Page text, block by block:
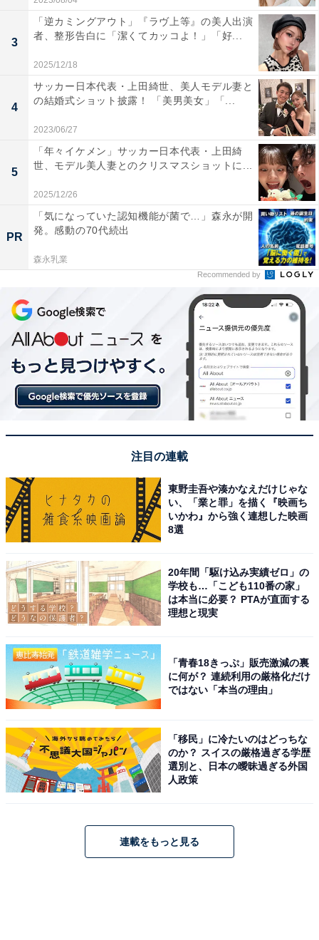
3
「逆カミングアウト」『ラヴ上等』の美人出演
者、整形告白に「潔くてカッコよ！」「好...
2025/12/18
4
サッカー日本代表・上田綺世、美人モデル妻と
の結婚式ショット披露！ 「美男美女」「...
2023/06/27
5
「年々イケメン」サッカー日本代表・上田綺
世、モデル美人妻とのクリスマスショットに...
2025/12/26
PR
「気になっていた認知機能が菌で…」森永が開
発。感動の70代続出
森永乳業
Recommended by
注目の連載
東野圭吾や湊かなえだけじゃな
い、「業と罪」を描く『映画ち
いかわ』から強く連想した映画
8選
20年間「駆け込み実績ゼロ」の
学校も…「こども110番の家」
は本当に必要？ PTAが直面する
理想と現実
「青春18きっぷ」販売激減の裏
に何が？ 連続利用の厳格化だけ
ではない「本当の理由」
「移民」に冷たいのはどっちな
のか？ スイスの厳格過ぎる学歴
選別と、日本の曖昧過ぎる外国
人政策
連載をもっと見る